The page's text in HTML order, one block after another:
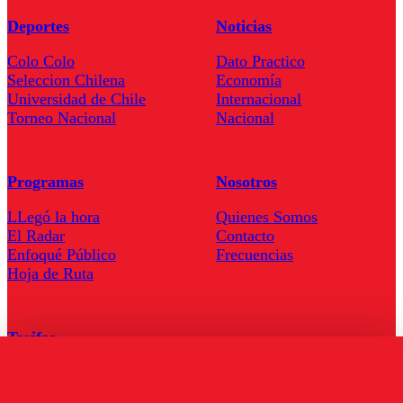
Deportes
Colo Colo
Seleccion Chilena
Universidad de Chile
Torneo Nacional
Noticias
Dato Practico
Economía
Internacional
Nacional
Programas
LLegó la hora
El Radar
Enfoqué Público
Hoja de Ruta
Nosotros
Quienes Somos
Contacto
Frecuencias
Tarifas